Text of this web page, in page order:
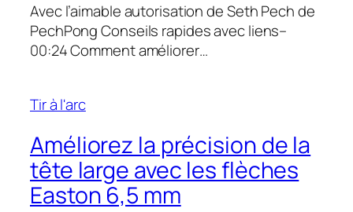
Avec l’aimable autorisation de Seth Pech de
PechPong Conseils rapides avec liens–
00:24 Comment améliorer…
Tir à l'arc
Améliorez la précision de la
tête large avec les flèches
Easton 6,5 mm